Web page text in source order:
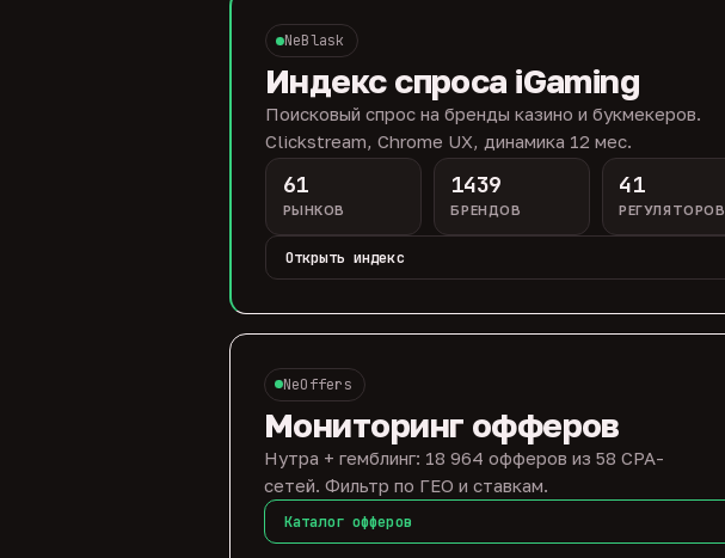
NeBlask
Индекс спроса iGaming
Поисковый спрос на бренды казино и букмекеров.
Clickstream, Chrome UX, динамика 12 мес.
61
РЫНКОВ
1439
БРЕНДОВ
41
РЕГУЛЯТОРОВ
Открыть индекс
NeOffers
Мониторинг офферов
Нутра + гемблинг: 18 964 офферов из 58 CPA-
сетей. Фильтр по ГЕО и ставкам.
Каталог офферов